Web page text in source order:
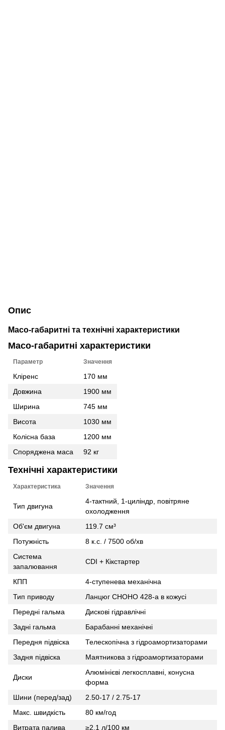
Опис
Масо-габаритні та технічні характеристики
Масо-габаритні характеристики
Параметр Значення
Кліренс
170 мм
Довжина
1900 мм
Ширина
745 мм
Висота
1030 мм
Колісна база
1200 мм
Споряджена маса
92 кг
Технічні характеристики
Характеристика Значення
Тип двигуна
4-тактний, 1-циліндр, повітряне
охолодження
Об'єм двигуна
119.7 см³
Потужність
8 к.с. / 7500 об/хв
Система
запалювання
CDI + Кікстартер
КПП
4-ступенева механічна
Тип приводу
Ланцюг CHOHO 428-а в кожусі
Передні гальма
Дискові гідравлічні
Задні гальма
Барабанні механічні
Передня підвіска
Телескопічна з гідроамортизаторами
Задня підвіска
Маятникова з гідроамортизаторами
Диски
Алюмінієві легкосплавні, конусна
форма
Шини (перед/зад)
2.50-17 / 2.75-17
Макс. швидкість
80 км/год
Витрата палива
≥2,1 л/100 км